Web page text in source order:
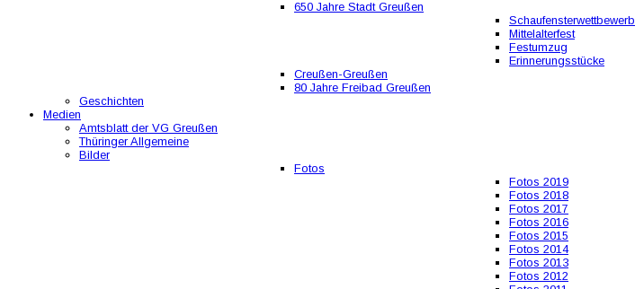
650 Jahre Stadt Greußen
Schaufensterwettbewerb
Mittelalterfest
Festumzug
Erinnerungsstücke
Creußen-Greußen
80 Jahre Freibad Greußen
Geschichten
Medien
Amtsblatt der VG Greußen
Thüringer Allgemeine
Bilder
Fotos
Fotos 2019
Fotos 2018
Fotos 2017
Fotos 2016
Fotos 2015
Fotos 2014
Fotos 2013
Fotos 2012